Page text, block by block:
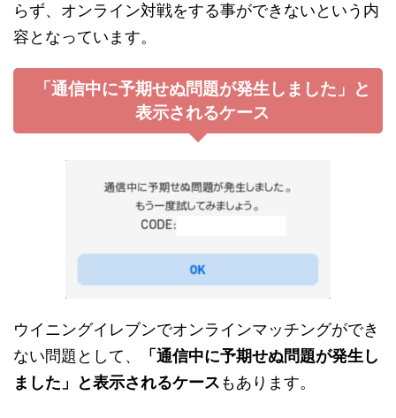
らず、オンライン対戦をする事ができないという内
容となっています。
「通信中に予期せぬ問題が発生しました」と
表示されるケース
ウイニングイレブンでオンラインマッチングができ
ない問題として、
「通信中に予期せぬ問題が発生し
ました」と表示されるケースもあります。